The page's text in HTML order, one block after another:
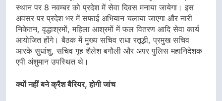
स्थान पर 8 नवम्बर को प्रदेश में सेवा दिवस मनाया जायेगा। इस
अवसर पर प्रदेश भर में सफाई अभियान चलाया जाएगा और नारी
निकेतन, वृद्धाश्रमों, महिला आश्रमों में फल वितरण आदि सेवा कार्य
आयोजित होंगे। बैठक में मुख्य सचिव राधा रतूड़ी, प्रमुख सचिव
आरके सुधांशु, सचिव गृह शैलेश बगौली और अपर पुलिस महानिदेशक
एपी अंशुमान उपस्थित थे।
क्यों नहीं बने क्रैश बैरियर, होगी जांच